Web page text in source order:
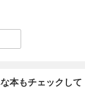
ヨコヨミ】: 24
試し読み
本もチェックして